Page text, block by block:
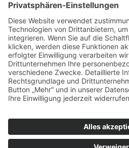
Patienten mit bestimmten
bei entsprechenden Beschwerden
setzen. Eine gezielte Diagnostik ist
Salzstreuer.
Impressum
Datenschutzerklärung
Sitemap
Login
Apotheken-Bloggen
einetoolboxx-mediaWebsite